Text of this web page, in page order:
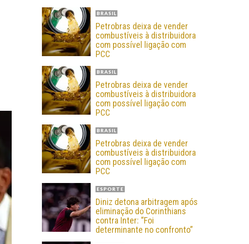
BRASIL
Petrobras deixa de vender
combustíveis à distribuidora
com possível ligação com
PCC
BRASIL
Petrobras deixa de vender
combustíveis à distribuidora
com possível ligação com
PCC
BRASIL
Petrobras deixa de vender
combustíveis à distribuidora
com possível ligação com
PCC
ESPORTE
Diniz detona arbitragem após
eliminação do Corinthians
contra Inter: “Foi
determinante no confronto”